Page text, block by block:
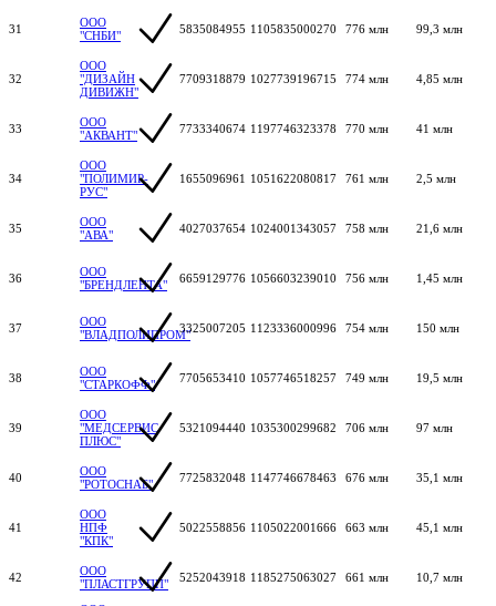
31
ООО
"СНБИ"
5835084955 1105835000270 776 млн 99,3 млн
32
ООО
"ДИЗАЙН
ДИВИЖН"
7709318879 1027739196715 774 млн 4,85 млн
33
ООО
"АКВАНТ"
7733340674 1197746323378 770 млн 41 млн
34
ООО
"ПОЛИМИР-
РУС"
1655096961 1051622080817 761 млн 2,5 млн
35
ООО
"АВА"
4027037654 1024001343057 758 млн 21,6 млн
36
ООО
"БРЕНДЛЕНТА"
6659129776 1056603239010 756 млн 1,45 млн
37
ООО
"ВЛАДПОЛИПРОМ"3325007205 1123336000996 754 млн 150 млн
38
ООО
"СТАРКОФФ"
7705653410 1057746518257 749 млн 19,5 млн
39
ООО
"МЕДСЕРВИС
ПЛЮС"
5321094440 1035300299682 706 млн 97 млн
40
ООО
"РОТОСНАБ"
7725832048 1147746678463 676 млн 35,1 млн
41
ООО
НПФ
"КПК"
5022558856 1105022001666 663 млн 45,1 млн
42
ООО
"ПЛАСТГРУПП"
5252043918 1185275063027 661 млн 10,7 млн